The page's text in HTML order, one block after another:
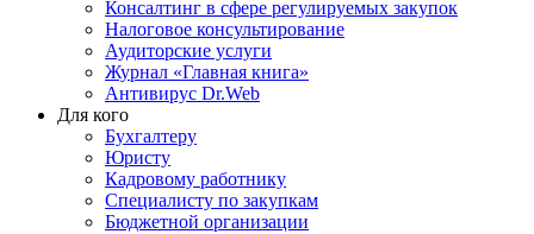
Консалтинг в сфере регулируемых закупок
Налоговое консультирование
Аудиторские услуги
Журнал «Главная книга»
Антивирус Dr.Web
Для кого
Бухгалтеру
Юристу
Кадровому работнику
Специалисту по закупкам
Бюджетной организации